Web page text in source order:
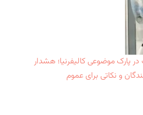
پارک موضوعی کالیفرنیا؛ هشدار
و نکاتی برای عموم